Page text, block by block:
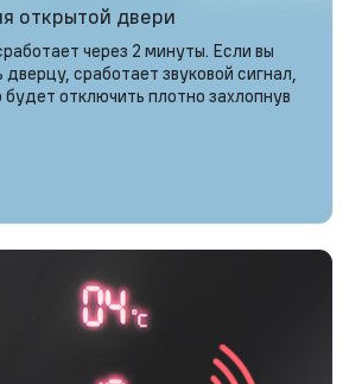
открытой двери
через 2 минуты. Если вы
сработает звуковой сигнал,
отключить плотно захлопнув